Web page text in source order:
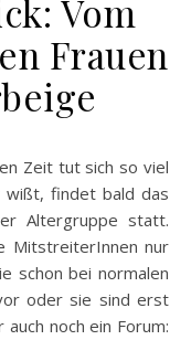
Vom
Frauen
wißt, findet bald das
Altergruppe statt.
MitstreiterInnen nur
schon bei normalen
oder sie sind erst
noch ein Forum: